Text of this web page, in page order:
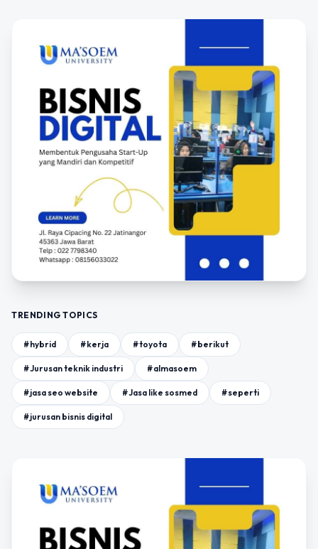
TRENDING TOPICS
#hybrid #kerja #toyota #berikut
#Jurusan teknik industri #almasoem
#jasa seo website #Jasa like sosmed #seperti
#jurusan bisnis digital